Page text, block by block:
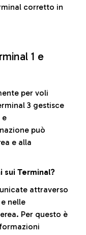
corretto in
1 e
per voli
3 gestisce
e
può
e alla
sui Terminal?
attraverso
nelle
Per questo è